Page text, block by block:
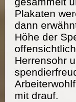
Plakaten
dann
Höhe der
Herrensohr
mit drauf.